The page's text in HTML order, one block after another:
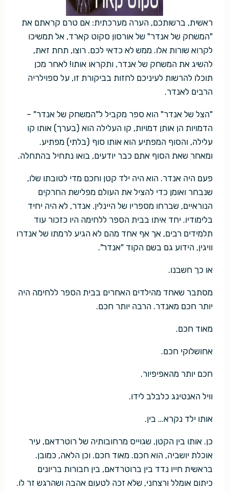
ראשית, ברשותכם, הערה מערכתית: אם טרם קראתם את
"המשחק של אנדר" של אורסון סקוט קארד, אל תמשיכו
לקרוא שורות אלו. ממש לא כדאי לכם. רוצו, תחת זאת,
להשיג את המשחק של אנדר, ותקראו אותו! לאחר מכן
תוכלו להרשות לעיניכם לחזות בביקורת זו, על ספוילריה
הרבים לאנדר.
"הצל של אנדר" הוא ספר מקביל ל"המשחק של אנדר" –
הדמויות הן אותן דמויות, קו העלילה הוא (בערך) אותו קו
עלילה, והסוף המפתיע הוא אותו סוף (בלתי) מפתיע.
ומאחר שאת הסוף אתם כבר יודעים, בואו נתחיל בהתחלה.
פעם היה אנדר. הוא היה ילד קטן וחכם מדי לטובתו שלו,
שנבחר ואומן כדי להציל את העולם מפלישת החרקים
הנוראיים, שברחו מספריו של היינלין. אנדר, לא היה יחיד
בלימודיו. יחד איתו בבית הספר ללחימה היו כזכור עוד
תלמידים רבים, אך אף אחד מהם לא הגיע לרמתו של אנדרו
וויגין, הידוע גם בשם הקוד "אנדר".
או כך חשבנו.
מסתבר שאחד מהילדים האחרים בבית הספר ללחימה היה
יותר חכם מאנדר. הרבה יותר חכם.
מאוד חכם.
אחושלוקי חכם.
חכם יותר מהאפיפיור.
וויל האנטינג כלבלב לידו.
אותו ילד נקרא… בין.
כן. אותו בין הקטן, שגוייס מרחובותיה של רוטרדאם, עיר
אוכלת יושביה, הוא חכם. מאוד חכם. וכן הלאה, כמובן.
בראשית חייו נדד בין ברוטרדאם, בין חבורות בריונים
כיתום אומלל ורצחני, שלא זכה לטעום אהבה ושהרגש זר לו.